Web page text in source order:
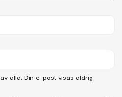
alla. Din e-post visas aldrig